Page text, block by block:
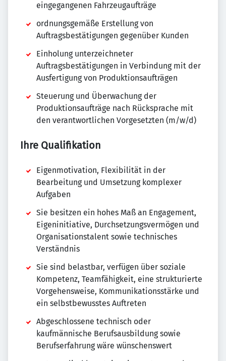
eingegangenen Fahrzeugaufträge
ordnungsgemäße Erstellung von
Auftragsbestätigungen gegenüber Kunden
Einholung unterzeichneter
Auftragsbestätigungen in Verbindung mit der
Ausfertigung von Produktionsaufträgen
Steuerung und Überwachung der
Produktionsaufträge nach Rücksprache mit
den verantwortlichen Vorgesetzten (m/w/d)
Ihre Qualifikation
Eigenmotivation, Flexibilität in der
Bearbeitung und Umsetzung komplexer
Aufgaben
Sie besitzen ein hohes Maß an Engagement,
Eigeninitiative, Durchsetzungsvermögen und
Organisationstalent sowie technisches
Verständnis
Sie sind belastbar, verfügen über soziale
Kompetenz, Teamfähigkeit, eine strukturierte
Vorgehensweise, Kommunikationsstärke und
ein selbstbewusstes Auftreten
Abgeschlossene technisch oder
kaufmännische Berufsausbildung sowie
Berufserfahrung wäre wünschenswert